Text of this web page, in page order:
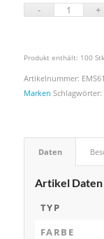
Produkt enthält: 100 Stk
Artikelnummer:
Marken Schlagwörter:
Daten
Artikel Daten
TYP
FARBE